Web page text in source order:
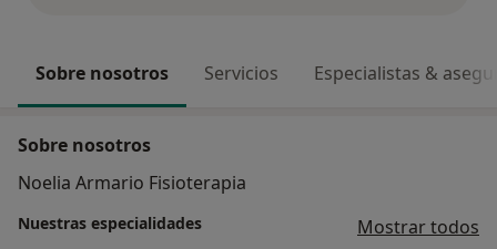
Sobre nosotros Servicios Especialistas &
Sobre nosotros
Noelia Armario Fisioterapia
Nuestras especialidades Mostrar todos